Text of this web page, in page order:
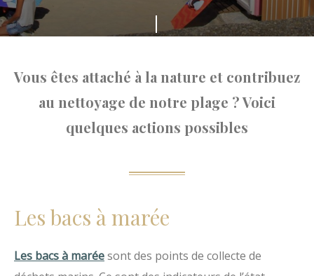
Faites
Vous êtes attaché à la nature et contribuez
au nettoyage de notre plage ? Voici
quelques actions possibles
Les bacs à marée
Les bacs à maréesont des points de collecte de